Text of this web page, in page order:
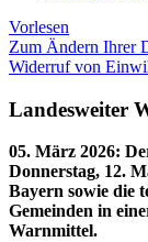
Vorlesen
Zum Ändern Ihrer
Widerruf von
Landesweiter
05. März 2026:
Donnerstag, 12.
Bayern sowie die
Gemeinden in
Warnmittel.